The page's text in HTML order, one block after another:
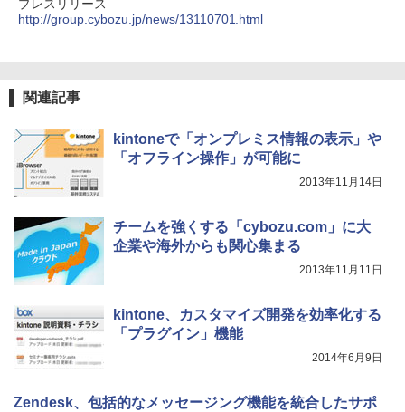
プレスリリース
http://group.cybozu.jp/news/13110701.html
関連記事
kintoneで「オンプレミス情報の表示」や
「オフライン操作」が可能に
2013年11月14日
チームを強くする「cybozu.com」に大
企業や海外からも関心集まる
2013年11月11日
kintone、カスタマイズ開発を効率化する
「プラグイン」機能
2014年6月9日
Zendesk、包括的なメッセージング機能を統合したサポ